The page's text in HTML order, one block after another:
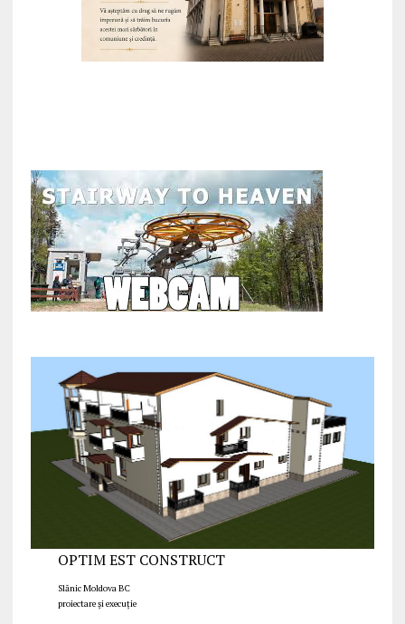
OPTIM EST CONSTRUCT
Slănic Moldova BC
proiectare și execuție